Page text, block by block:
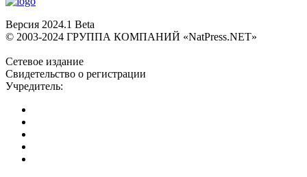
Версия 2024.1 Beta
© 2003-2024 ГРУППА КОМПАНИЙ «NatPress.NET»
Сетевое издание
Свидетельство о регистрации
Учредитель: